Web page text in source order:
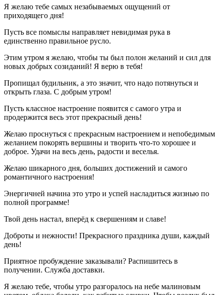
Я желаю тебе самых незабываемых ощущений от
приходящего дня!
Пусть все помыслы направляет невидимая рука в
единственно правильное русло.
Этим утром я желаю, чтобы ты был полон желаний и сил для
новых добрых созиданий! Я верю в тебя!
Пропищал будильник, а это значит, что надо потянуться и
открыть глаза. С добрым утром!
Пусть классное настроение появится с самого утра и
продержится весь этот прекрасный день!
Желаю проснуться с прекрасным настроением и непобедимым
желанием покорять вершины и творить что-то хорошее и
доброе. Удачи на весь день, радости и веселья.
Желаю шикарного дня, больших достижений и самого
романтичного настроения!
Энергичней начина это утро и успей насладиться жизнью по
полной программе!
Твой день настал, вперёд к свершениям и славе!
Доброты и нежности! Прекрасного праздника души, каждый
день!
Приятное пробуждение заказывали? Распишитесь в
получении. Служба доставки.
Я желаю тебе, чтобы утро разгоралось на небе малиновым